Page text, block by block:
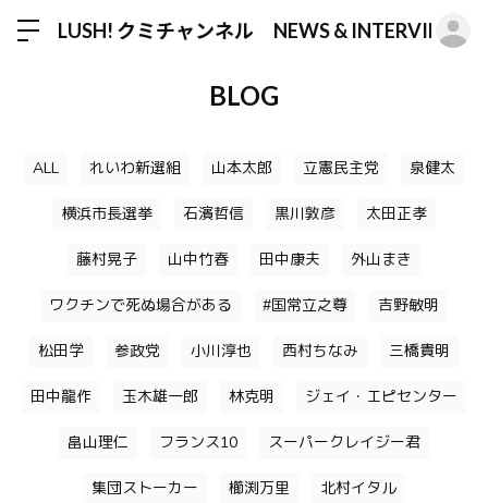
LUSH! クミチャンネル NEWS & INTERVIEW
BLOG
ALL れいわ新選組 山本太郎 立憲民主党 泉健太
横浜市長選挙 石濱哲信 黒川敦彦 太田正孝
藤村晃子 山中竹春 田中康夫 外山まき
ワクチンで死ぬ場合がある #国常立之尊 吉野敏明
松田学 参政党 小川淳也 西村ちなみ 三橋貴明
田中龍作 玉木雄一郎 林克明 ジェイ・エピセンター
畠山理仁 フランス10 スーパークレイジー君
集団ストーカー 櫛渕万里 北村イタル